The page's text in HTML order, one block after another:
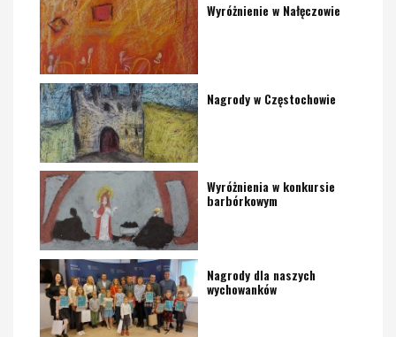
Wyróżnienie w Nałęczowie
Nagrody w Częstochowie
Wyróżnienia w konkursie
barbórkowym
Nagrody dla naszych
wychowanków